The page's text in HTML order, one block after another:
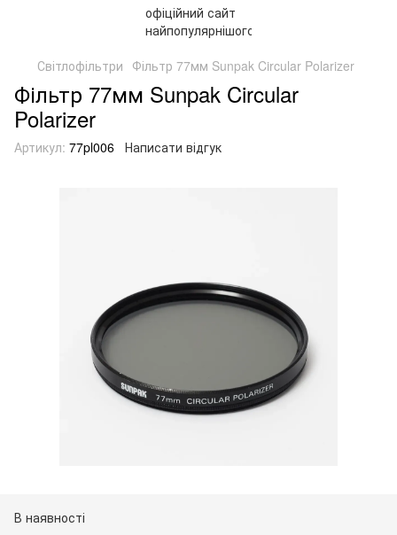
Світлофільтри Фільтр 77мм Sunpak Circular Polarizer
Фільтр 77мм Sunpak Circular
Polarizer
Артикул: 77pl006 Написати відгук
В наявності